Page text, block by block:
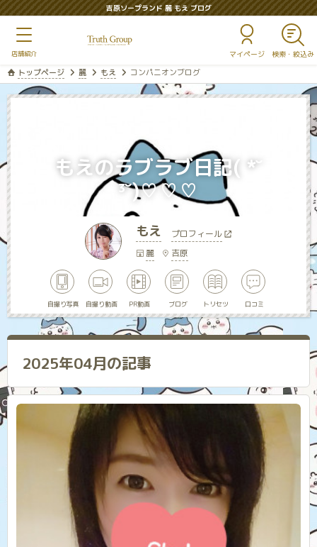
吉原ソープランド 麗 もえ ブログ
マイページ
トップページ 麗 もえ コンパニオンブログ
もえ
プロフィール
麗
吉原
自撮り写真 自撮り動画 PR動画 ブログ トリセツ 口コミ
もえのラブラブ日記( *˘
³˘)♡♡♡
2025年04月の記事